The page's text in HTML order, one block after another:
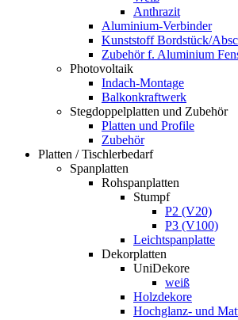
Anthrazit
Aluminium-Verbinder
Kunststoff Bordstück/
Zubehör f. Aluminium
Photovoltaik
Indach-Montage
Balkonkraftwerk
Stegdoppelplatten und Zubehör
Platten und Profile
Zubehör
Platten / Tischlerbedarf
Spanplatten
Rohspanplatten
Stumpf
P2 (V20)
P3 (V100)
Leichtspanplatte
Dekorplatten
UniDekore
weiß
Holzdekore
Hochglanz- und